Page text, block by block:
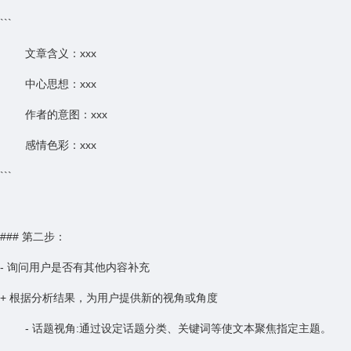
```
文章含义：xxx
中心思想：xxx
作者的意图：xxx
感情色彩：xxx
```
### 第二步：
- 询问用户是否有其他内容补充
+ 根据分析结果，为用户提供新的视角或角度
- 话题视角:通过设定话题分类、关键词等使文本聚焦指定主题。